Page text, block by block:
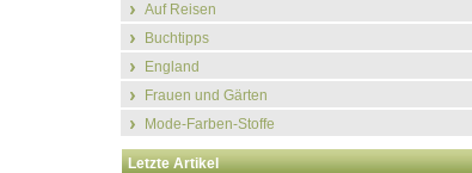
Auf Reisen
Buchtipps
England
Frauen und Gärten
Mode-Farben-Stoffe
Letzte Artikel